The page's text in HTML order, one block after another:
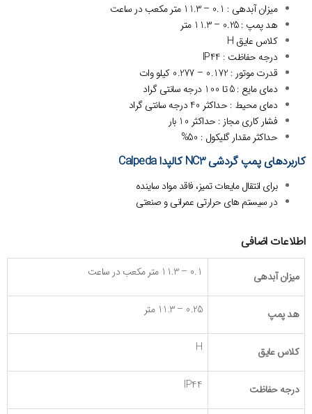
میزان آبدهی : 0.1 – 11.3 متر مکعب در ساعت
هد پمپ : 0.25 – 11.3 متر
کلاس عایق H
درجه حفاظت : IP44
قدرت موتور : 0.172 – 0.277 کیلو وات
دمای مایع : 5 تا 100 درجه سانتی گراد
دمای محیط : حداکثر 40 درجه سانتی گراد
فشار کاری مجاز : حداکثر 10 بار
حداکثر مقدار گلیکول : 50%
کاربردهای پمپ گردشی NC3 کالپدا Calpeda
برای انتقال مایعات تمیز، فاقد مواد ساینده
در سیستم های حرارتی عمرانی و صنعتی
اطلاعات اضافی
میزان آبدهی 0.1 – 11.3 متر مکعب در ساعت
هد پمپ 0.25 – 11.3 متر
کلاس عایق H
درجه حفاظت IP44